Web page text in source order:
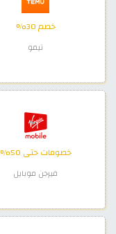
خصم 30%
تيمو
خصومات حتى 50%
فيرجن موبايل